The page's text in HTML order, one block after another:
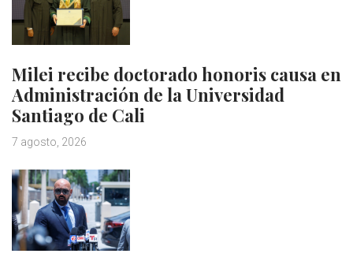
Milei recibe doctorado honoris causa en
Administración de la Universidad
Santiago de Cali
7 agosto, 2026